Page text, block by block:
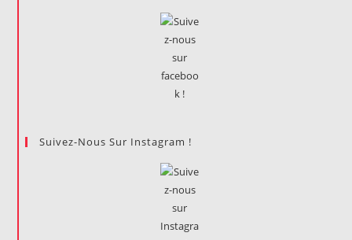
Suivez-Nous Sur Instagram !